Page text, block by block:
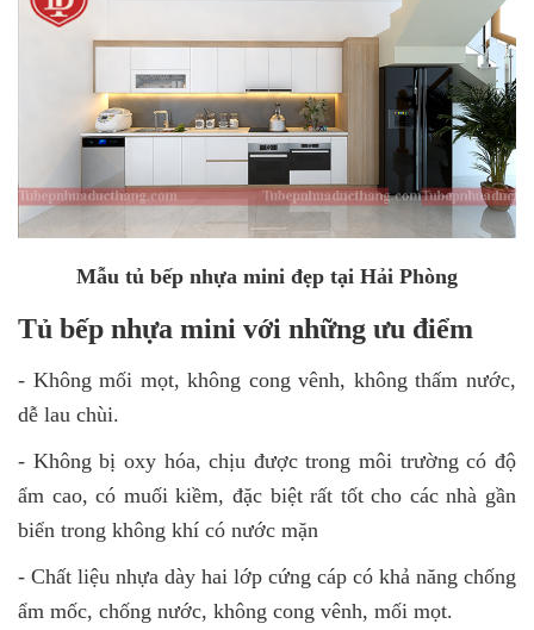
Mẫu tủ bếp nhựa mini đẹp tại Hải Phòng
Tủ bếp nhựa mini với những ưu điểm
- Không mối mọt, không cong vênh, không thấm nước,
dễ lau chùi.
- Không bị oxy hóa, chịu được trong môi trường có độ
ẩm cao, có muối kiềm, đặc biệt rất tốt cho các nhà gần
biển trong không khí có nước mặn
- Chất liệu nhựa dày hai lớp cứng cáp có khả năng chống
ẩm mốc, chống nước, không cong vênh, mối mọt.